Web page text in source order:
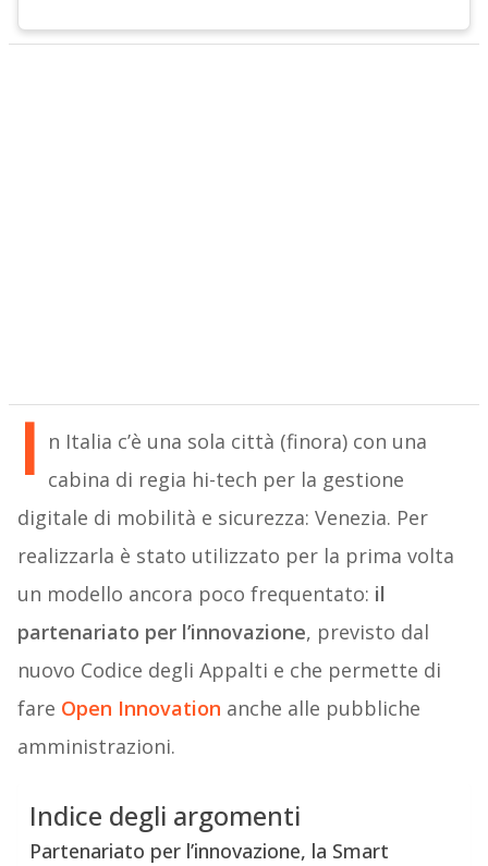
I n Italia c’è una sola città (finora) con una
cabina di regia hi-tech per la gestione
digitale di mobilità e sicurezza: Venezia. Per
realizzarla è stato utilizzato per la prima volta
un modello ancora poco frequentato: il
partenariato per l’innovazione, previsto dal
nuovo Codice degli Appalti e che permette di
fare Open Innovation anche alle pubbliche
amministrazioni.
Indice degli argomenti
Partenariato per l’innovazione, la Smart